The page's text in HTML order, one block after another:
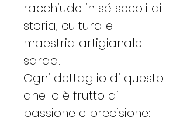
racchiude in sé secoli di
storia, cultura e
maestria artigianale
sarda.
Ogni dettaglio di questo
anello è frutto di
passione e precisione: